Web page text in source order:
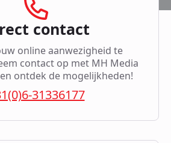
contact
online aanwezigheid te
contact op met MH Media
ontdek de mogelijkheden!
31336177